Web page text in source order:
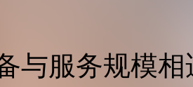
与服务规模